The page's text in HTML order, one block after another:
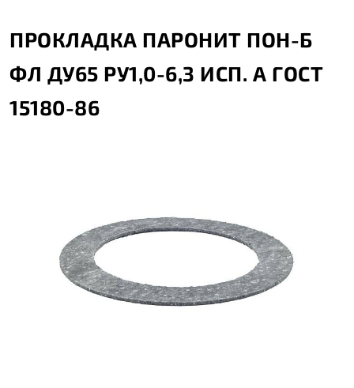
ПРОКЛАДКА ПАРОНИТ ПОН-Б
ФЛ ДУ65 РУ1,0-6,3 ИСП. А ГОСТ
15180-86